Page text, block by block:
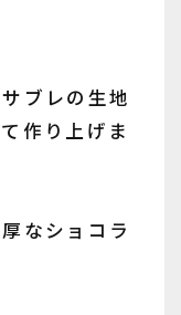
ブレの生地
作り上げま
なショコラ